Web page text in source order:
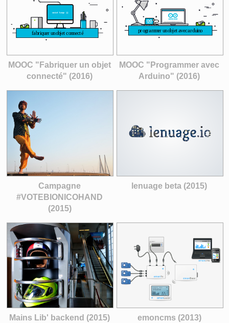
MOOC "Fabriquer un objet
connecté" (2016)
MOOC "Programmer avec
Arduino" (2016)
Campagne
#VOTEBIONICOHAND
(2015)
lenuage beta (2015)
Mains Lib' backend (2015) emoncms (2013)